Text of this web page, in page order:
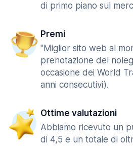
di primo piano sul
Premi
"Miglior sito web al
prenotazione del
occasione dei World
anni consecutivi).
Ottime valutazioni
Abbiamo ricevuto un
di 4,5 e un totale di